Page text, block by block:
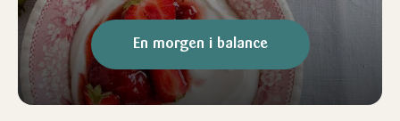
En morgen i balance